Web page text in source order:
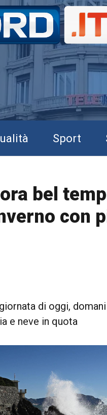
Sport
bel
con
di oggi,
e neve in quota